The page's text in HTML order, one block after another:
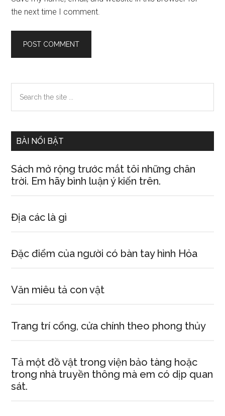
the next time I comment.
Primary
Sidebar
the
BÀI NỔI BẬT
Sách mở rộng trước mắt tôi những chân
trời. Em hãy bình luận ý kiến trên.
Địa các là gì
Đặc điểm của người có bàn tay hình Hỏa
Văn miêu tả con vật
Trang trí cổng, cửa chính theo phong thủy
Tả một đồ vật trong viện bảo tàng hoặc
trong nhà truyền thông mà em có dịp quan
sát.